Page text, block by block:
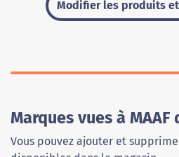
Modifier les produits
Marques vues à
Vous pouvez ajouter et